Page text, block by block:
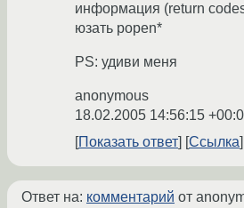
информация (return
юзать popen*
PS: удиви меня
anonymous
18.02.2005 14:56:15
Показать ответ
Ссылка
Ответ на: комментарий от